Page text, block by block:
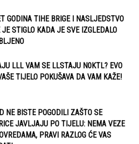
GODINA TIHE BRIGE I NASLJEDSTVO
JE STIGLO KADA JE SVE IZGLEDALO
LLL VAM SE LLSTAJU N0KTL? EVO
TIJELO POKUŠAVA DA VAM KAŽE!
NE BISTE POGODILI ZAŠTO SE
JAVLJAJU PO TIJELU: NEMA VEZE
PRAVI RAZLOG ĆE VAS